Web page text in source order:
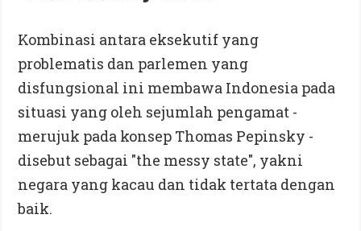
Kombinasi antara eksekutif yang
problematis dan parlemen yang
disfungsional ini membawa Indonesia pada
situasi yang oleh sejumlah pengamat -
merujuk pada konsep Thomas Pepinsky -
disebut sebagai "the messy state", yakni
negara yang kacau dan tidak tertata dengan
baik.